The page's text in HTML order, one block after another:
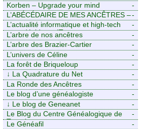
-
Korben – Upgrade your mind
-
L’ABÉCÉDAIRE DE MES ANCÊTRES –
Tout ce que j’aurais aimé savoir sur ma
famille mais n’ai jamais osé demander
-
L’actualité informatique et high-tech
pour décideurs IT.
-
L’arbre de nos ancêtres
-
L’arbre des Brazier-Cartier
-
L’univers de Céline
-
La forêt de Briqueloup
-
↓ La Quadrature du Net
-
La Ronde des Ancêtres
-
Le blog d’une généalogiste
-
↓ Le blog de Geneanet
-
Le Blog du Centre Généalogique de
Touraine -
-
Le Généafil